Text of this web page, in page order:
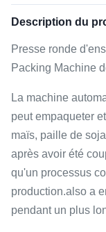
Description du
Presse ronde
Packing Machine
La machine
peut empaqueter
maïs, paille de
après avoir été
qu'un processus
production.also a
pendant un plus